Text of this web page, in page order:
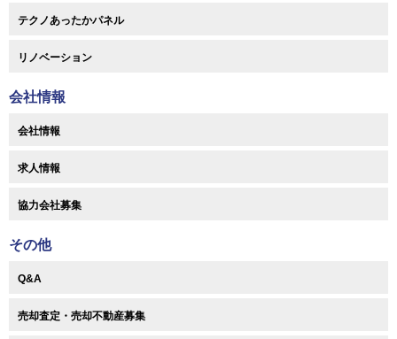
テクノあったかパネル
リノベーション
会社情報
会社情報
求人情報
協力会社募集
その他
Q&A
売却査定・売却不動産募集